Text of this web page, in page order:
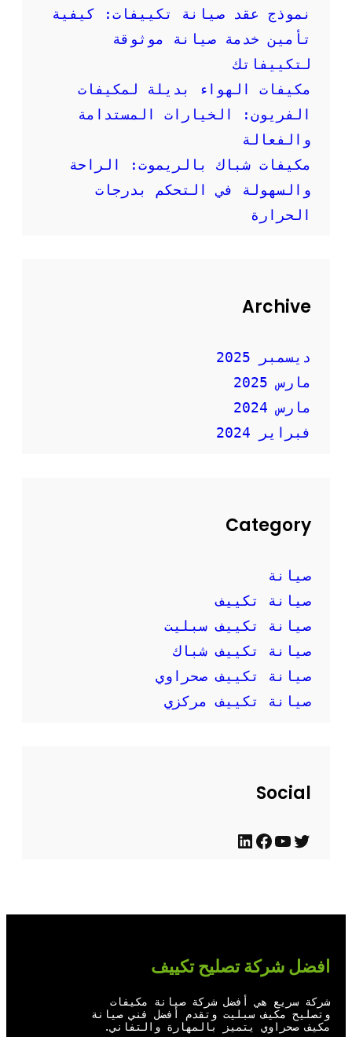
إ
ش
ا
ت
م
نموذج عقد صيانة تكييفات: كيفية
تأمين خدمة صيانة موثوقة
لتكييفاتك
مكيفات الهواء بديلة لمكيفات
الفريون: الخيارات المستدامة
والفعالة
مكيفات شباك بالريموت: الراحة
والسهولة في التحكم بدرجات
الحرارة
Archive
ديسمبر 2025
مارس 2025
مارس 2024
فبراير 2024
Category
صيانة
صيانة تكييف
صيانة تكييف سبليت
صيانة تكييف شباك
صيانة تكييف صحراوي
صيانة تكييف مركزي
Social
ت ي
ب
ف
ك
ل
إ
ن
افضل شركة تصليح تكييف
شركة سريع هي أفضل شركة صيانة مكيفات
وتصليح مكيف سبليت وتقدم أفضل فني صيانة
مكيف صحراوي يتميز بالمهارة والتفاني.